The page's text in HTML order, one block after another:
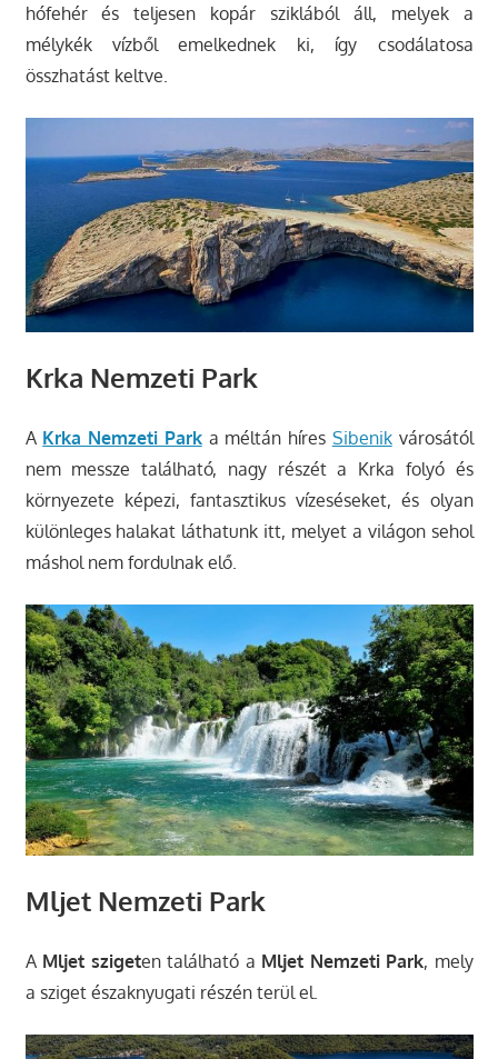
hófehér és teljesen kopár sziklából áll, melyek a
mélykék vízből emelkednek ki, így csodálatosa
összhatást keltve.
Krka Nemzeti Park
A Krka Nemzeti Parka méltán híres Sibenikvárosától
nem messze található, nagy részét a Krka folyó és
környezete képezi, fantasztikus vízeséseket, és olyan
különleges halakat láthatunk itt, melyet a világon sehol
máshol nem fordulnak elő.
Mljet Nemzeti Park
A Mljet szigeten található a Mljet Nemzeti Park, mely
a sziget északnyugati részén terül el.